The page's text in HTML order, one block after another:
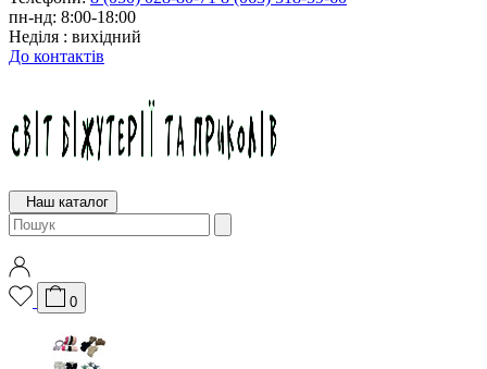
пн-нд: 8:00-18:00
Неділя : вихідний
До контактів
Наш каталог
0